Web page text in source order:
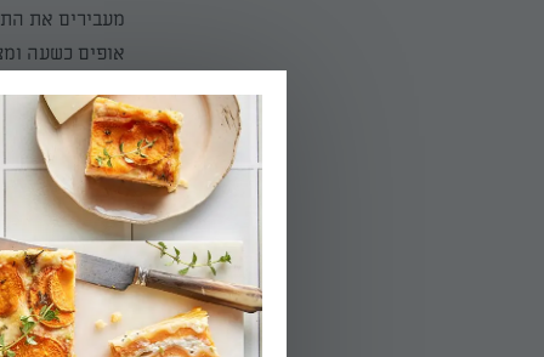
מעבירים את
אופים כשעה
חטיפי
די במילה
נהדרת. שלבו
את חטיפי